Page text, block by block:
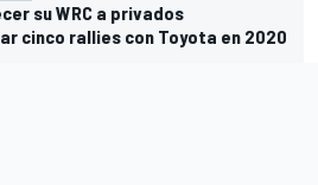
su WRC a privados
cinco rallies con Toyota en 2020